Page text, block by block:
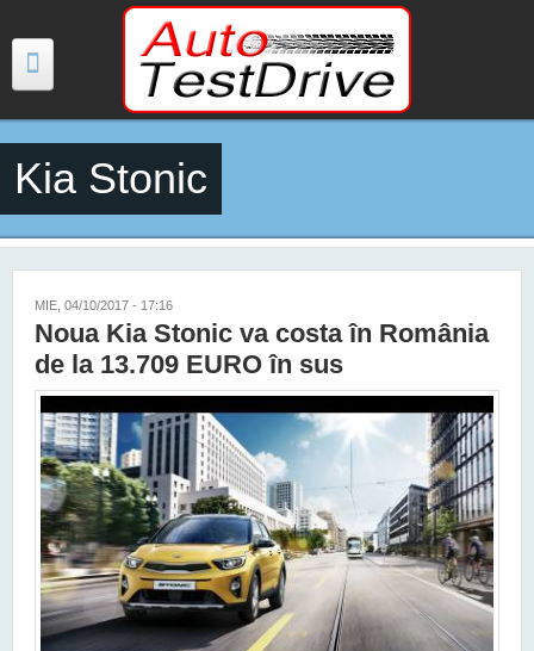
Mergi la conţinutul principal
TESTE
ŞTIRI
VIDEO
PREȚURI MODELE NOI
MAȘINI ELECTRICE ȘI HIBRID
CONTACT
Kia Stonic
MIE, 04/10/2017 - 17:16
Noua Kia Stonic va costa în România
de la 13.709 EURO în sus